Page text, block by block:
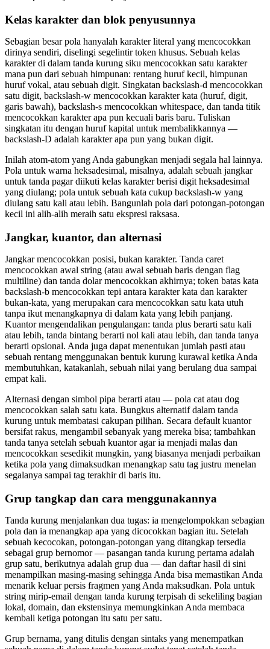
Kelas karakter dan blok penyusunnya
Sebagian besar pola hanyalah karakter literal yang mencocokkan
dirinya sendiri, diselingi segelintir token khusus. Sebuah kelas
karakter di dalam tanda kurung siku mencocokkan satu karakter
mana pun dari sebuah himpunan: rentang huruf kecil, himpunan
huruf vokal, atau sebuah digit. Singkatan backslash-d mencocokkan
satu digit, backslash-w mencocokkan karakter kata (huruf, digit,
garis bawah), backslash-s mencocokkan whitespace, dan tanda titik
mencocokkan karakter apa pun kecuali baris baru. Tuliskan
singkatan itu dengan huruf kapital untuk membalikkannya —
backslash-D adalah karakter apa pun yang bukan digit.
Inilah atom-atom yang Anda gabungkan menjadi segala hal lainnya.
Pola untuk warna heksadesimal, misalnya, adalah sebuah jangkar
untuk tanda pagar diikuti kelas karakter berisi digit heksadesimal
yang diulang; pola untuk sebuah kata cukup backslash-w yang
diulang satu kali atau lebih. Bangunlah pola dari potongan-potongan
kecil ini alih-alih meraih satu ekspresi raksasa.
Jangkar, kuantor, dan alternasi
Jangkar mencocokkan posisi, bukan karakter. Tanda caret
mencocokkan awal string (atau awal sebuah baris dengan flag
multiline) dan tanda dolar mencocokkan akhirnya; token batas kata
backslash-b mencocokkan tepi antara karakter kata dan karakter
bukan-kata, yang merupakan cara mencocokkan satu kata utuh
tanpa ikut menangkapnya di dalam kata yang lebih panjang.
Kuantor mengendalikan pengulangan: tanda plus berarti satu kali
atau lebih, tanda bintang berarti nol kali atau lebih, dan tanda tanya
berarti opsional. Anda juga dapat menentukan jumlah pasti atau
sebuah rentang menggunakan bentuk kurung kurawal ketika Anda
membutuhkan, katakanlah, sebuah nilai yang berulang dua sampai
empat kali.
Alternasi dengan simbol pipa berarti atau — pola cat atau dog
mencocokkan salah satu kata. Bungkus alternatif dalam tanda
kurung untuk membatasi cakupan pilihan. Secara default kuantor
bersifat rakus, mengambil sebanyak yang mereka bisa; tambahkan
tanda tanya setelah sebuah kuantor agar ia menjadi malas dan
mencocokkan sesedikit mungkin, yang biasanya menjadi perbaikan
ketika pola yang dimaksudkan menangkap satu tag justru menelan
segalanya sampai tag terakhir di baris itu.
Grup tangkap dan cara menggunakannya
Tanda kurung menjalankan dua tugas: ia mengelompokkan sebagian
pola dan ia menangkap apa yang dicocokkan bagian itu. Setelah
sebuah kecocokan, potongan-potongan yang ditangkap tersedia
sebagai grup bernomor — pasangan tanda kurung pertama adalah
grup satu, berikutnya adalah grup dua — dan daftar hasil di sini
menampilkan masing-masing sehingga Anda bisa memastikan Anda
menarik keluar persis fragmen yang Anda maksudkan. Pola untuk
string mirip-email dengan tanda kurung terpisah di sekeliling bagian
lokal, domain, dan ekstensinya memungkinkan Anda membaca
kembali ketiga potongan itu satu per satu.
Grup bernama, yang ditulis dengan sintaks yang menempatkan